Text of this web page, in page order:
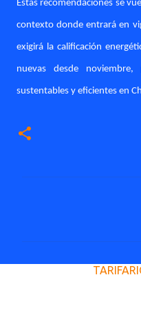
Estas recomendaciones se
contexto donde entrará en
exigirá la calificación
nuevas desde noviembre,
sustentables y eficientes en